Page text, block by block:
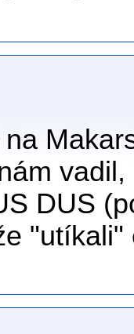
DUS
"utíkali"